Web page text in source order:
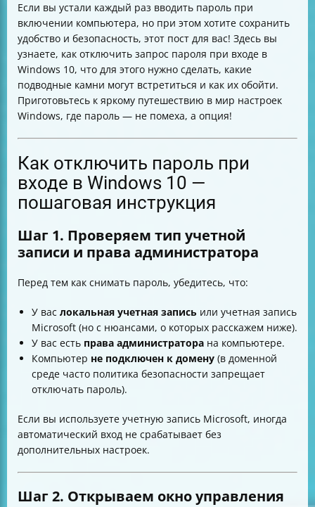
входа
Проверяем, что автоматический вход работает
Что делать, если параметры входа заблокированы
политикой организации
Как вернуть запрос пароля, если передумали
Таблица сравнения способов отключения пароля
Частые ошибки и как их исправлять
Визуальные подсказки для удобства
Особенности для многопользовательских и
Влияние на Windows Hello и другие средства
аутентификации
Заключение
Если вы устали каждый раз вводить пароль при
включении компьютера, но при этом хотите сохранить
удобство и безопасность, этот пост для вас! Здесь вы
узнаете, как отключить запрос пароля при входе в
Windows 10, что для этого нужно сделать, какие
подводные камни могут встретиться и как их обойти.
Приготовьтесь к яркому путешествию в мир настроек
Windows, где пароль — не помеха, а опция!
Как отключить пароль при
входе в Windows 10 —
пошаговая инструкция
Шаг 1. Проверяем тип учетной
записи и права администратора
Перед тем как снимать пароль, убедитесь, что:
У вас локальная учетная запись или учетная запись
Microsoft (но с нюансами, о которых расскажем ниже).
У вас есть права администратора на компьютере.
Компьютер не подключен к домену (в доменной
среде часто политика безопасности запрещает
отключать пароль).
Если вы используете учетную запись Microsoft, иногда
автоматический вход не срабатывает без
дополнительных настроек.
Шаг 2. Открываем окно управления